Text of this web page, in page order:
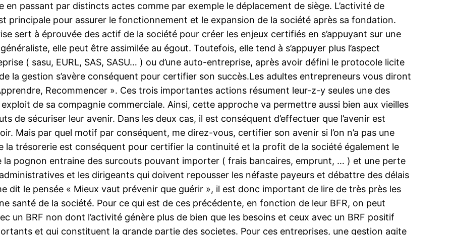
en passant par distincts actes comme par exemple le déplacement de siège. L’activité de
principale pour assurer le fonctionnement et le expansion de la société après sa fondation.
sert à éprouvée des actif de la société pour créer les enjeux certifiés en s’appuyant sur une
elle peut être assimilée au égout. Toutefois, elle tend à s’appuyer plus l’aspect
( sasu, EURL, SAS, SASU… ) ou d’une auto-entreprise, après avoir défini le protocole licite
la gestion s’avère conséquent pour certifier son succès.Les adultes entrepreneurs vous diront
Recommencer ». Ces trois importantes actions résument leur-z-y seules une des
de sa compagnie commerciale. Ainsi, cette approche va permettre aussi bien aux vieilles
de sécuriser leur avenir. Dans les deux cas, il est conséquent d’effectuer que l’avenir est
Mais par quel motif par conséquent, me direz-vous, certifier son avenir si l’on n’a pas une
la trésorerie est conséquent pour certifier la continuité et la profit de la société également le
pognon entraine des surcouts pouvant importer ( frais bancaires, emprunt, … ) et une perte
et les dirigeants qui doivent repousser les néfaste payeurs et débattre des délais
dit le pensée « Mieux vaut prévenir que guérir », il est donc important de lire de très près les
santé de la société. Pour ce qui est de ces précédente, en fonction de leur BFR, on peut
un BRF non dont l’activité génère plus de bien que les besoins et ceux avec un BRF positif
et qui constituent la grande partie des societes. Pour ces entreprises, une gestion agite